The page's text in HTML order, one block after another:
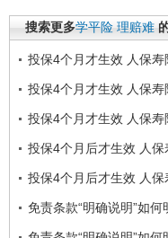
搜索更多学平险 理赔难
投保4个月才生效 人保
投保4个月才生效 人保
投保4个月才生效 人保
投保4个月后才生效 人保
投保4个月后才生效 人保
免责条款“明确说明”如何